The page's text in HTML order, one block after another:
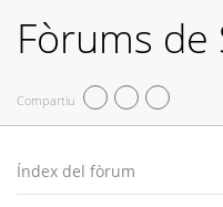
Fòrums de
Compartiu
Índex del fòrum